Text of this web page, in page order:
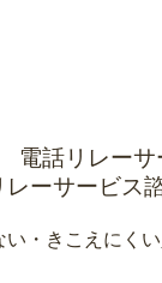
電話リレー
レーサービス
・きこえにく